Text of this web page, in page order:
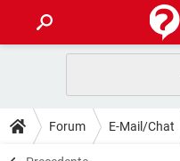
INTRATTENIMENTO
GUIDE
COVID-19
Forum E-Mail/Chat